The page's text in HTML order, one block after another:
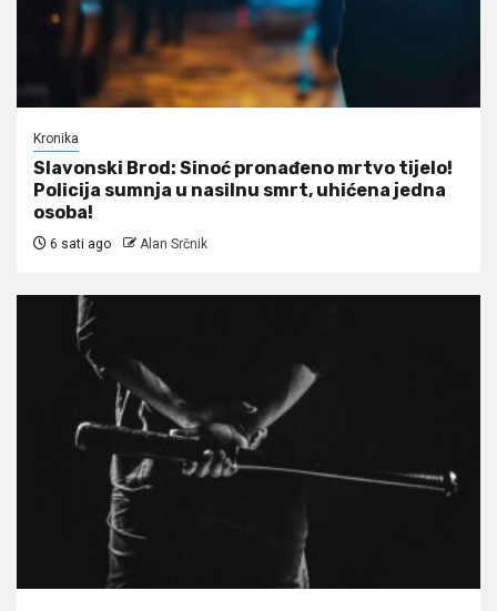
Kronika
Slavonski Brod: Sinoć pronađeno mrtvo tijelo!
Policija sumnja u nasilnu smrt, uhićena jedna
osoba!
6 sati ago Alan Srčnik